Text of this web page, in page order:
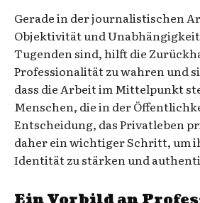
Gerade in der journalistischen
Objektivität und
Tugenden sind, hilft die
Professionalität zu wahren und
dass die Arbeit im Mittelpunkt
Menschen, die in der
Entscheidung, das Privatleben
daher ein wichtiger Schritt, um
Identität zu stärken und